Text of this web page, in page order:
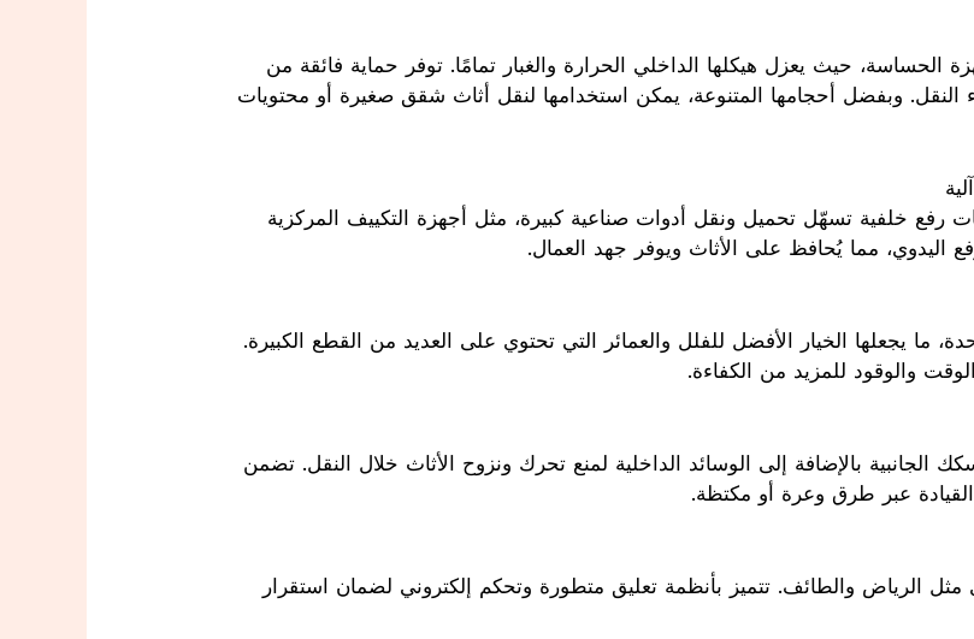
اليدوي، مما يُحافظ على الأثاث ويوفر جهد العمال.
والوقود للمزيد من الكفاءة.
عبر طرق وعرة أو مكتظة.